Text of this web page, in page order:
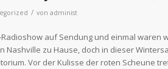
/ von administ
auf Sendung und einmal waren
Nashville zu Hause, doch in dieser
Vor der Kulisse der roten Scheune